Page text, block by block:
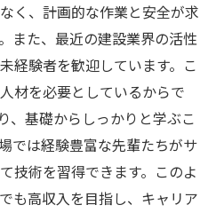
く、計画的な作業と安全が求
また、最近の建設業界の活性
経験者を歓迎しています。こ
材を必要としているからで
、基礎からしっかりと学ぶこ
では経験豊富な先輩たちがサ
技術を習得できます。このよ
も高収入を目指し、キャリア